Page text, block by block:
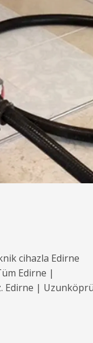
cihazla Edirne
Edirne |
Edirne |